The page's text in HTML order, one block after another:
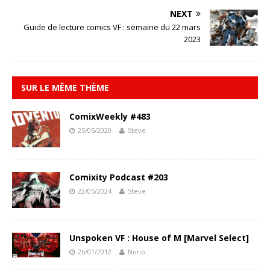
NEXT
Guide de lecture comics VF : semaine du 22 mars
2023
SUR LE MÊME THÈME
ComixWeekly #483
25/05/2020 Steve
Comixity Podcast #203
22/05/2024 Steve
Unspoken VF : House of M [Marvel Select]
26/01/2012 Nonö